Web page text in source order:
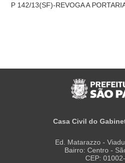
P 142/13(SF)-REVOGA A
Casa Civil do
Ed. Matarazzo -
Bairro: Centro -
CEP: